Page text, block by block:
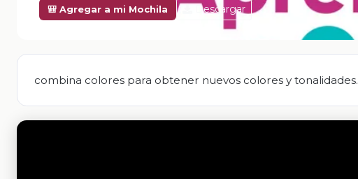
🎒 Agregar a mi Mochila Descargar
combina colores para obtener nuevos colores y tonalidades.